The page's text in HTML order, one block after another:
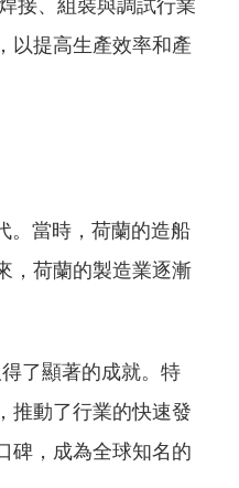
接、組裝與調試行業
以提高生產效率和產
。當時，荷蘭的造船
，荷蘭的製造業逐漸
了顯著的成就。特
推動了行業的快速發
碑，成為全球知名的